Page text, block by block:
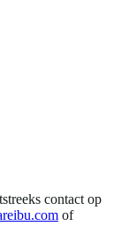
contact op
of